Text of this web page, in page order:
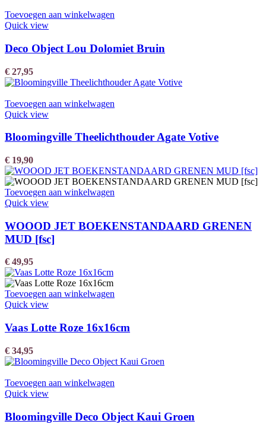
Toevoegen aan winkelwagen
Quick view
Deco Object Lou Dolomiet Bruin
€ 27,95
Toevoegen aan winkelwagen
Quick view
Bloomingville Theelichthouder Agate Votive
€ 19,90
Toevoegen aan winkelwagen
Quick view
WOOOD JET BOEKENSTANDAARD GRENEN
MUD [fsc]
€ 49,95
Toevoegen aan winkelwagen
Quick view
Vaas Lotte Roze 16x16cm
€ 34,95
Toevoegen aan winkelwagen
Quick view
Bloomingville Deco Object Kaui Groen